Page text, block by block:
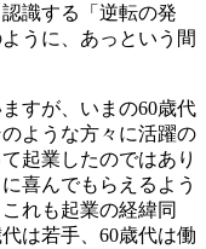
識する「逆転の発
うに、あっという間
すが、いまの60歳代
ような方々に活躍の
起業したのではあり
喜んでもらえるよう
れも起業の経緯同
は若手、60歳代は働